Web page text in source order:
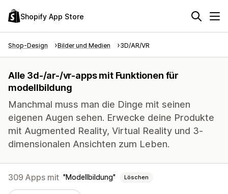
Shopify App Store
Shop-Design Bilder und Medien 3D/AR/VR
Alle 3d-/ar-/vr-apps mit Funktionen für
modellbildung
Manchmal muss man die Dinge mit seinen
eigenen Augen sehen. Erwecke deine Produkte
mit Augmented Reality, Virtual Reality und 3-
dimensionalen Ansichten zum Leben.
309 Apps mit Modellbildung Löschen